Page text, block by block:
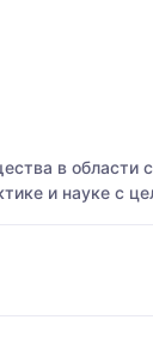
в области
и науке с